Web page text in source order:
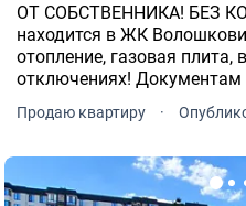
ОТ СОБСТВЕННИКА! БЕЗ
находится в ЖК
отопление, газовая плита,
отключениях! Документам
полностью
готова к проживанию без
Продаю квартиру ·